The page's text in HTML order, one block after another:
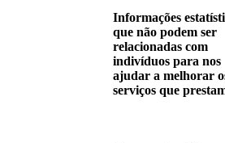
Informações
que não podem ser
relacionadas com
indivíduos para nos
ajudar a melhorar
serviços que